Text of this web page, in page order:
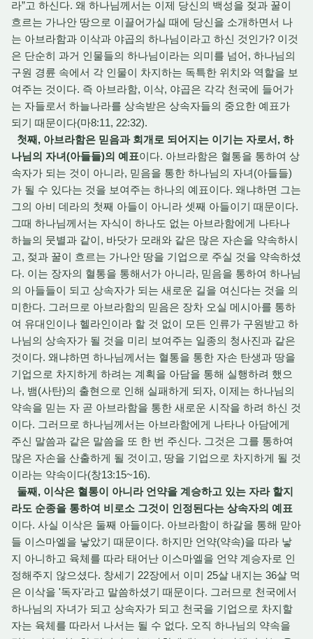
라”고 하신다. 왜 하나님께서는 이제 당신의 백성을 젖과 꿀이
흐르는 가나안 땅으로 이끌어가실 때에 당신을 소개하면서 나
는 아브라함과 이삭과 야곱의 하나님이라고 하신 것인가? 이것
은 단순히 과거 인물들의 하나님이라는 의미를 넘어, 하나님의
구원 경륜 속에서 각 인물이 차지하는 독특한 위치와 역할을 보
여주는 것이다. 즉 아브라함, 이삭, 야곱은 각각 천국에 들어가
는 자들로서 하늘나라를 상속받은 상속자들의 중요한 예표가
되기 때문이다(마8:11, 22:32).
첫째, 아브라함은 믿음과 회개로 되어지는 이기는 자로서, 하
나님의 자녀(아들들)의 예표이다. 아브라함은 혈통을 통하여 상
속자가 되는 것이 아니라, 믿음을 통한 하나님의 자녀(아들들)
가 될 수 있다는 것을 보여주는 하나의 예표이다. 왜냐하면 그는
그의 아비 데라의 첫째 아들이 아니라 셋째 아들이기 때문이다.
그때 하나님께서는 자식이 하나도 없는 아브라함에게 나타나
하늘의 뭇별과 같이, 바닷가 모래와 같은 많은 자손을 약속하시
고, 젖과 꿀이 흐르는 가나안 땅을 기업으로 주실 것을 약속하셨
다. 이는 장자의 혈통을 통해서가 아니라, 믿음을 통하여 하나님
의 아들들이 되고 상속자가 되는 새로운 길을 여신다는 것을 의
미한다. 그러므로 아브라함의 믿음은 장차 오실 메시아를 통하
여 유대인이나 헬라인이라 할 것 없이 모든 인류가 구원받고 하
나님의 상속자가 될 것을 미리 보여주는 일종의 청사진과 같은
것이다. 왜냐하면 하나님께서는 혈통을 통한 자손 탄생과 땅을
기업으로 차지하게 하려는 계획을 아담을 통해 실행하려 했으
나, 뱀(사탄)의 출현으로 인해 실패하게 되자, 이제는 하나님의
약속을 믿는 자 곧 아브라함을 통한 새로운 시작을 하려 하신 것
이다. 그러므로 하나님께서는 아브라함에게 나타나 아담에게
주신 말씀과 같은 말씀을 또 한 번 주신다. 그것은 그를 통하여
많은 자손을 산출하게 될 것이고, 땅을 기업으로 차지하게 될 것
이라는 약속이다(창13:15~16).
둘째, 이삭은 혈통이 아니라 언약을 계승하고 있는 자라 할지
라도 순종을 통하여 비로소 그것이 인정된다는 상속자의 예표
이다. 사실 이삭은 둘째 아들이다. 아브라함이 하갈을 통해 맏아
들 이스마엘을 낳았기 때문이다. 하지만 언약(약속)을 따라 낳
지 아니하고 육체를 따라 태어난 이스마엘을 언약 계승자로 인
정해주지 않으셨다. 창세기 22장에서 이미 25살 내지는 36살 먹
은 이삭을 '독자'라고 말씀하셨기 때문이다. 그러므로 천국에서
하나님의 자녀가 되고 상속자가 되고 천국을 기업으로 차지할
자는 육체를 따라서 나서는 될 수 없다. 오직 하나님의 약속을